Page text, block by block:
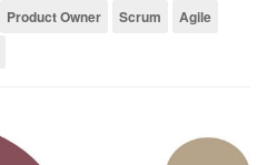
Product Owner Scrum
Agile